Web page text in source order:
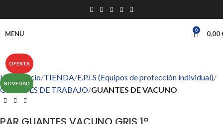
MENU 0 0,00
OFERTA
NOVEDAD
Inicio Inicio TIENDA E.P.I.S (Equipos de protección individual)
GUANTES DE TRABAJO GUANTES DE VACUNO